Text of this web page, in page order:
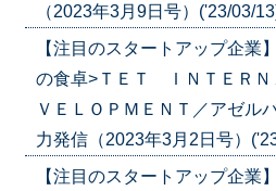
（2023年3月9日号）('23/03/
【注目のスタートアップ企
の食卓>ＴＥＴ ＩＮＴＥＲ
ＶＥＬＯＰＭＥＮＴ／アゼル
力発信（2023年3月2日号）
【注目のスタートアップ企